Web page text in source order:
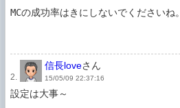
MCの成功率はきにしないでくださいね。
2.
信長loveさん
15/05/09 22:37:16
設定は大事～